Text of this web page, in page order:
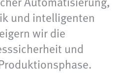
und intelligenten
wir die
und